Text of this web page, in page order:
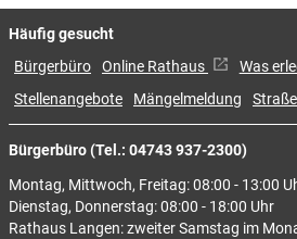
Bürgerbüro (Tel.: 04743 937-2300)
Montag, Mittwoch, Freitag: 08:00 - 13:00
Dienstag, Donnerstag: 08:00 - 18:00 Uhr
Rathaus Langen: zweiter Samstag im
Häufig gesucht
Bürgerbüro Online Rathaus
Was
Stellenangebote
Mängelmeldung